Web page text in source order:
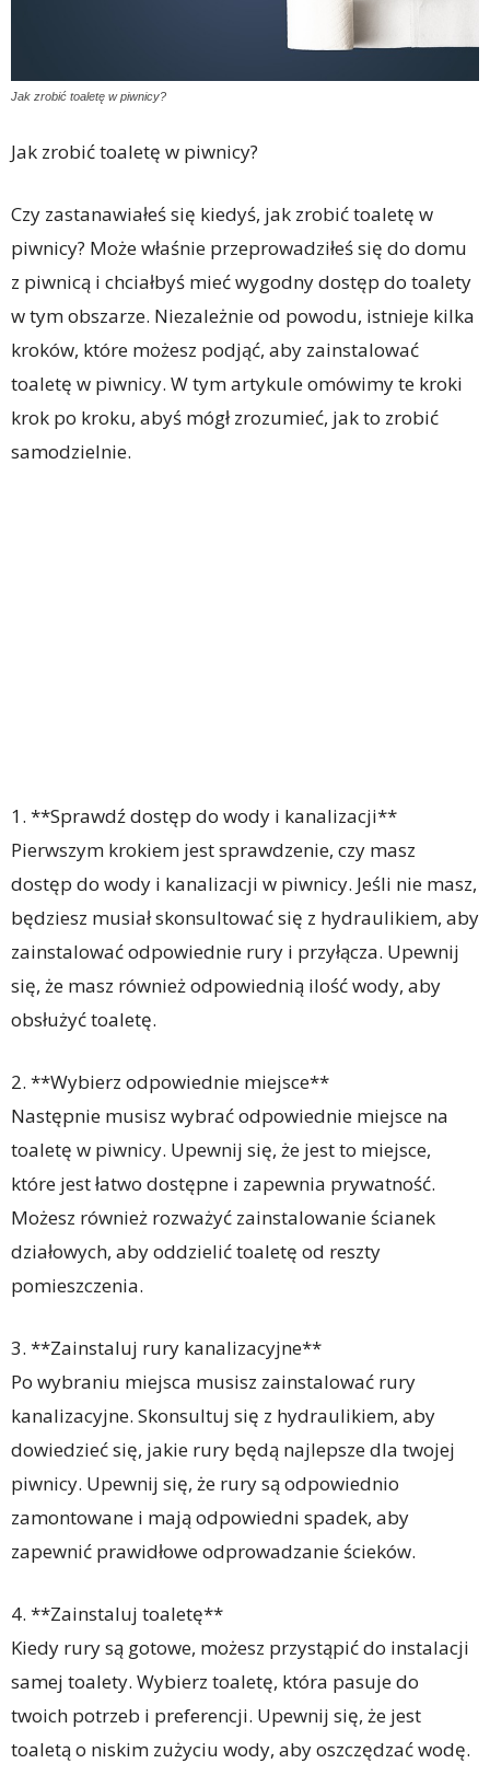
Jak zrobić toaletę w piwnicy?
Jak zrobić toaletę w piwnicy?
Czy zastanawiałeś się kiedyś, jak zrobić toaletę w
piwnicy? Może właśnie przeprowadziłeś się do domu
z piwnicą i chciałbyś mieć wygodny dostęp do toalety
w tym obszarze. Niezależnie od powodu, istnieje kilka
kroków, które możesz podjąć, aby zainstalować
toaletę w piwnicy. W tym artykule omówimy te kroki
krok po kroku, abyś mógł zrozumieć, jak to zrobić
samodzielnie.
1. **Sprawdź dostęp do wody i kanalizacji**
Pierwszym krokiem jest sprawdzenie, czy masz
dostęp do wody i kanalizacji w piwnicy. Jeśli nie masz,
będziesz musiał skonsultować się z hydraulikiem, aby
zainstalować odpowiednie rury i przyłącza. Upewnij
się, że masz również odpowiednią ilość wody, aby
obsłużyć toaletę.
2. **Wybierz odpowiednie miejsce**
Następnie musisz wybrać odpowiednie miejsce na
toaletę w piwnicy. Upewnij się, że jest to miejsce,
które jest łatwo dostępne i zapewnia prywatność.
Możesz również rozważyć zainstalowanie ścianek
działowych, aby oddzielić toaletę od reszty
pomieszczenia.
3. **Zainstaluj rury kanalizacyjne**
Po wybraniu miejsca musisz zainstalować rury
kanalizacyjne. Skonsultuj się z hydraulikiem, aby
dowiedzieć się, jakie rury będą najlepsze dla twojej
piwnicy. Upewnij się, że rury są odpowiednio
zamontowane i mają odpowiedni spadek, aby
zapewnić prawidłowe odprowadzanie ścieków.
4. **Zainstaluj toaletę**
Kiedy rury są gotowe, możesz przystąpić do instalacji
samej toalety. Wybierz toaletę, która pasuje do
twoich potrzeb i preferencji. Upewnij się, że jest
toaletą o niskim zużyciu wody, aby oszczędzać wodę.